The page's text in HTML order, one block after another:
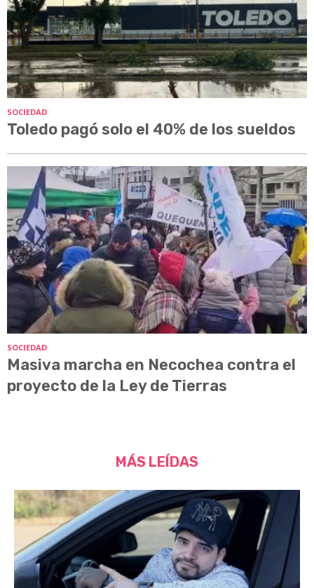
SOCIEDAD
Toledo pagó solo el 40% de los sueldos
SOCIEDAD
Masiva marcha en Necochea contra el
proyecto de la Ley de Tierras
MÁS LEÍDAS